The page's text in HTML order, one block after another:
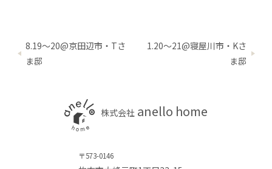
8.19〜20@京田辺市・Tさ
ま邸
1.20～21@寝屋川市・Kさ
ま邸
株式会社anello home
〒573-0146